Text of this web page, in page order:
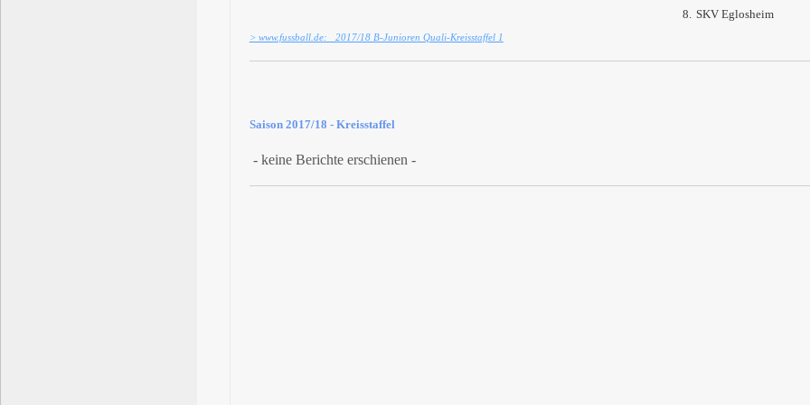
8. SKV Eglosheim
> www.fussball.de: 2017/18 B-Junioren Quali-Kreisstaffel 1
Saison 2017/18 - Kreisstaffel
- keine Berichte erschienen -